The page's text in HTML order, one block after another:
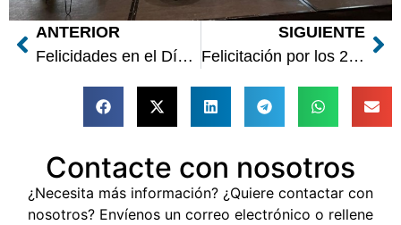
ANTERIOR
Felicidades en el Día Internacional de la Mujer
SIGUIENTE
Felicitación por los 25 años de AEPA de la expresidenta de ABRAPAV
Contacte con nosotros
¿Necesita más información? ¿Quiere contactar con
nosotros? Envíenos un correo electrónico o rellene